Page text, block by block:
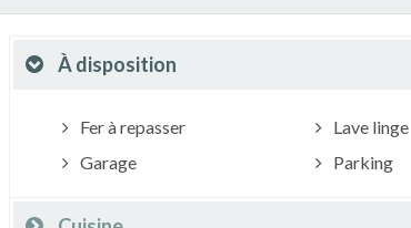
À disposition
Fer à repasser
Garage
Lave linge
Parking